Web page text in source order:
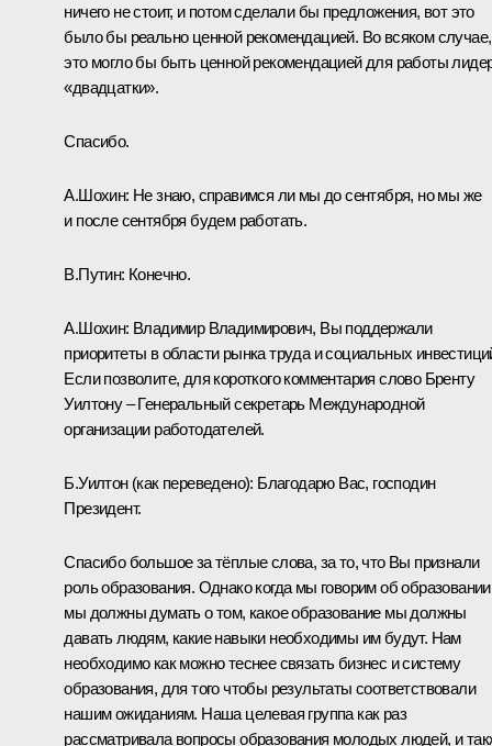
ничего не стоит, и потом сделали бы предложения, вот это
было бы реально ценной рекомендацией. Во всяком случае,
это могло бы быть ценной рекомендацией для работы
«двадцатки».
Спасибо.
А.Шохин: Не знаю, справимся ли мы до сентября, но мы же
и после сентября будем работать.
В.Путин: Конечно.
А.Шохин: Владимир Владимирович, Вы поддержали
приоритеты в области рынка труда и социальных
Если позволите, для короткого комментария слово Бренту
Уилтону – Генеральный секретарь Международной
организации работодателей.
Б.Уилтон (как переведено): Благодарю Вас, господин
Президент.
Спасибо большое за тёплые слова, за то, что Вы признали
роль образования. Однако когда мы говорим об
мы должны думать о том, какое образование мы должны
давать людям, какие навыки необходимы им будут. Нам
необходимо как можно теснее связать бизнес и систему
образования, для того чтобы результаты соответствовали
нашим ожиданиям. Наша целевая группа как раз
рассматривала вопросы образования молодых людей, и